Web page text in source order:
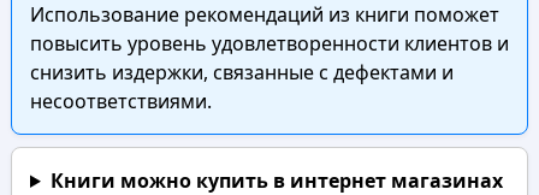
Использование рекомендаций из книги поможет
повысить уровень удовлетворенности клиентов и
снизить издержки, связанные с дефектами и
несоответствиями.
Книги можно купить в интернет магазинах